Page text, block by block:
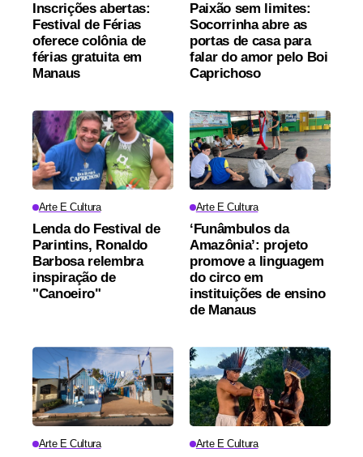
Inscrições abertas:
Festival de Férias
oferece colônia de
férias gratuita em
Manaus
Paixão sem limites:
Socorrinha abre as
portas de casa para
falar do amor pelo Boi
Caprichoso
Arte E Cultura
Lenda do Festival de
Parintins, Ronaldo
Barbosa relembra
inspiração de
"Canoeiro"
Arte E Cultura
‘Funâmbulos da
Amazônia’: projeto
promove a linguagem
do circo em
instituições de ensino
de Manaus
Arte E Cultura Arte E Cultura